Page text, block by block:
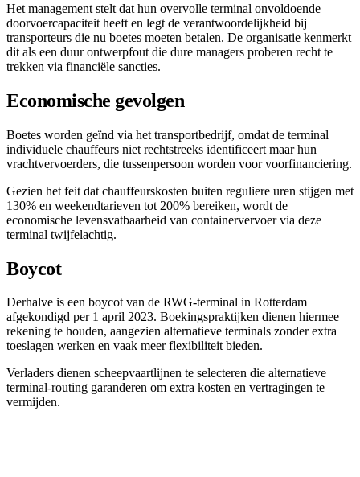
Het management stelt dat hun overvolle terminal onvoldoende
doorvoercapaciteit heeft en legt de verantwoordelijkheid bij
transporteurs die nu boetes moeten betalen. De organisatie kenmerkt
dit als een duur ontwerpfout die dure managers proberen recht te
trekken via financiële sancties.
Economische gevolgen
Boetes worden geïnd via het transportbedrijf, omdat de terminal
individuele chauffeurs niet rechtstreeks identificeert maar hun
vrachtvervoerders, die tussenpersoon worden voor voorfinanciering.
Gezien het feit dat chauffeurskosten buiten reguliere uren stijgen met
130% en weekendtarieven tot 200% bereiken, wordt de
economische levensvatbaarheid van containervervoer via deze
terminal twijfelachtig.
Boycot
Derhalve is een boycot van de RWG-terminal in Rotterdam
afgekondigd per 1 april 2023. Boekingspraktijken dienen hiermee
rekening te houden, aangezien alternatieve terminals zonder extra
toeslagen werken en vaak meer flexibiliteit bieden.
Verladers dienen scheepvaartlijnen te selecteren die alternatieve
terminal-routing garanderen om extra kosten en vertragingen te
vermijden.